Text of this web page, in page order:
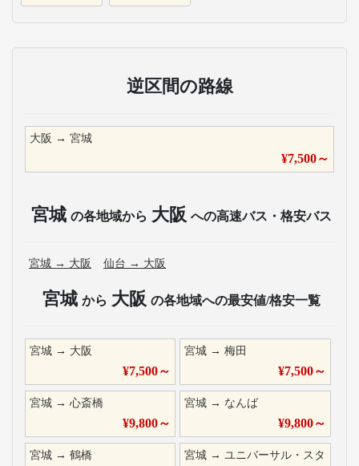
逆区間の路線
大阪 → 宮城
¥7,500～
宮城 の各地域から 大阪 への高速バス・格安バス
宮城 → 大阪 仙台 → 大阪
宮城 から 大阪 の各地域への最安値/格安一覧
宮城 → 大阪
¥7,500～
宮城 →梅田
¥7,500～
宮城 → 心斎橋
¥9,800～
宮城 → なんば
¥9,800～
宮城 → 鶴橋 宮城 →ユニバーサル・スタ